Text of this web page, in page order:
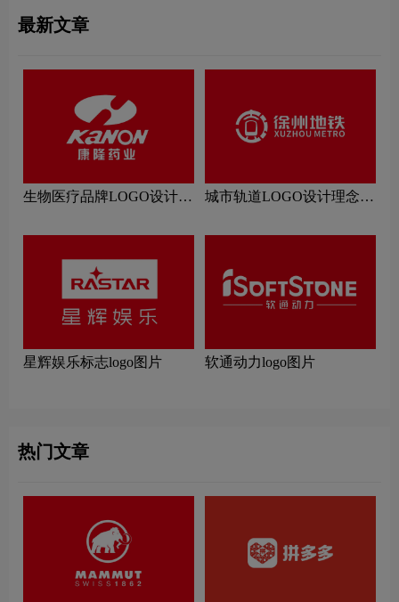
最新文章
生物医疗品牌LOGO设计理
城市轨道LOGO设计理念解
星辉娱乐标志logo图片 软通动力logo图片
热门文章